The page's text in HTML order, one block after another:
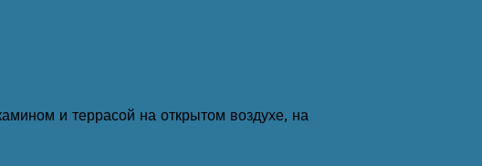
и террасой на открытом воздухе, на